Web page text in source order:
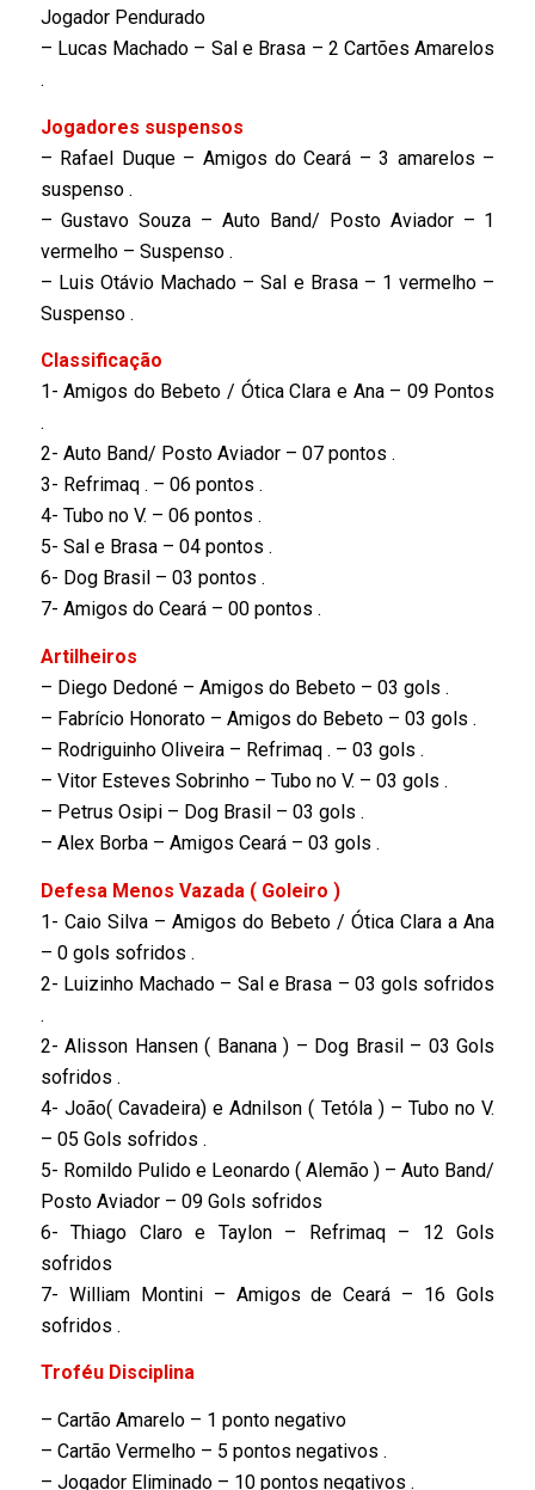
Jogador Pendurado
– Lucas Machado – Sal e Brasa – 2 Cartões Amarelos
.
Jogadores suspensos
– Rafael Duque – Amigos do Ceará – 3 amarelos –
suspenso .
– Gustavo Souza – Auto Band/ Posto Aviador – 1
vermelho – Suspenso .
– Luis Otávio Machado – Sal e Brasa – 1 vermelho –
Suspenso .
Classificação
1- Amigos do Bebeto / Ótica Clara e Ana – 09 Pontos
.
2- Auto Band/ Posto Aviador – 07 pontos .
3- Refrimaq . – 06 pontos .
4- Tubo no V. – 06 pontos .
5- Sal e Brasa – 04 pontos .
6- Dog Brasil – 03 pontos .
7- Amigos do Ceará – 00 pontos .
Artilheiros
– Diego Dedoné – Amigos do Bebeto – 03 gols .
– Fabrício Honorato – Amigos do Bebeto – 03 gols .
– Rodriguinho Oliveira – Refrimaq . – 03 gols .
– Vitor Esteves Sobrinho – Tubo no V. – 03 gols .
– Petrus Osipi – Dog Brasil – 03 gols .
– Alex Borba – Amigos Ceará – 03 gols .
Defesa Menos Vazada ( Goleiro )
1- Caio Silva – Amigos do Bebeto / Ótica Clara a Ana
– 0 gols sofridos .
2- Luizinho Machado – Sal e Brasa – 03 gols sofridos
.
2- Alisson Hansen ( Banana ) – Dog Brasil – 03 Gols
sofridos .
4- João( Cavadeira) e Adnilson ( Tetóla ) – Tubo no V.
– 05 Gols sofridos .
5- Romildo Pulido e Leonardo ( Alemão ) – Auto Band/
Posto Aviador – 09 Gols sofridos
6- Thiago Claro e Taylon – Refrimaq – 12 Gols
sofridos
7- William Montini – Amigos de Ceará – 16 Gols
sofridos .
Troféu Disciplina
– Cartão Amarelo – 1 ponto negativo
– Cartão Vermelho – 5 pontos negativos .
– Jogador Eliminado – 10 pontos negativos .